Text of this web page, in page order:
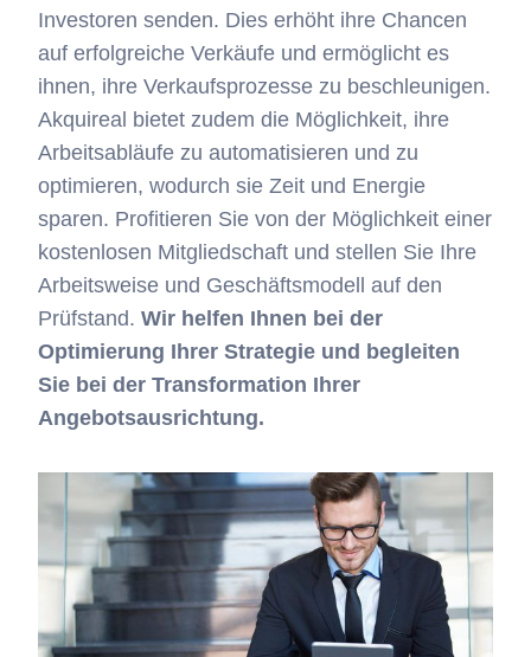
Investoren senden. Dies erhöht ihre Chancen
auf erfolgreiche Verkäufe und ermöglicht es
ihnen, ihre Verkaufsprozesse zu beschleunigen.
Akquireal bietet zudem die Möglichkeit, ihre
Arbeitsabläufe zu automatisieren und zu
optimieren, wodurch sie Zeit und Energie
sparen. Profitieren Sie von der Möglichkeit einer
kostenlosen Mitgliedschaft und stellen Sie Ihre
Arbeitsweise und Geschäftsmodell auf den
Prüfstand. Wir helfen Ihnen bei der
Optimierung Ihrer Strategie und begleiten
Sie bei der Transformation Ihrer
Angebotsausrichtung.